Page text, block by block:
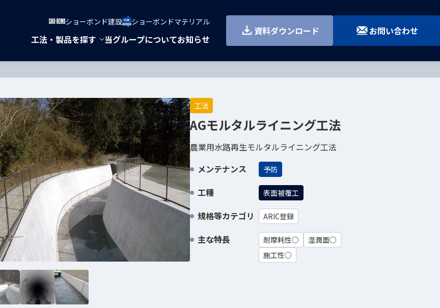
ショーボンド建設
新しいWindowで開きますショーボンドマテリアル
新しいWindowで開きます
工法・製品を探す 当グループについて
新しいWindowで開きます
お知らせ
資料ダウンロード お問い合わせ
工法
AGモルタルライニング工法
農業用水路再生モルタルライニング工法
メンテナンス
予防
工種 表面被覆工
規格等カテゴリ ARIC登録
主な特長 耐摩耗性○
湿潤面○
施工性○